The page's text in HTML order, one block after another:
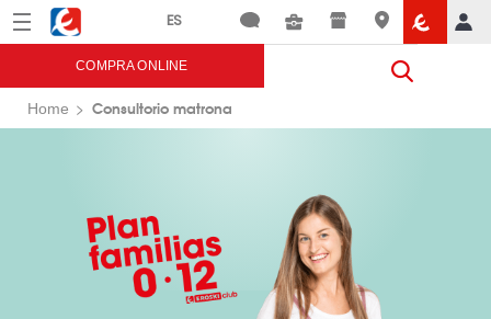
Menú Eroski
COMPRA ONLINE
Home Consultorio matrona